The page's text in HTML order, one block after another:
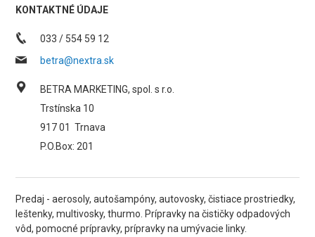
KONTAKTNÉ ÚDAJE
033 / 554 59 12
betra@nextra.sk
BETRA MARKETING, spol. s r.o.
Trstínska 10
917 01 Trnava
P.O.Box: 201
Predaj - aerosoly, autošampóny, autovosky, čistiace prostriedky,
leštenky, multivosky, thurmo. Prípravky na čističky odpadových
vôd, pomocné prípravky, prípravky na umývacie linky.